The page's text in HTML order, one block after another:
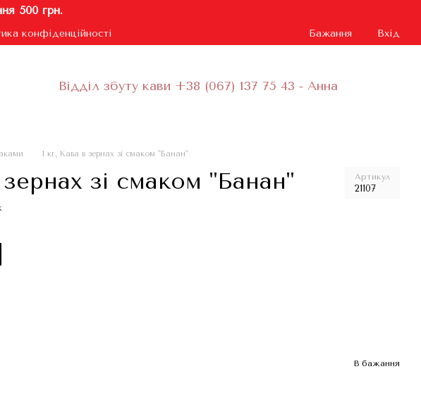
500 грн.
конфіденційності
Бажання Вхід
Відділ збуту кави +38 (067) 137 75 43 - Анна
1 кг, Кава в зернах зі смаком "Банан"
зернах зі смаком "Банан" Артикул
21107
В бажання